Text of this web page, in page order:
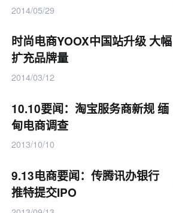
2014/05/29
时尚电商YOOX中国站升级 大幅
扩充品牌量
2014/03/12
10.10要闻：淘宝服务商新规 缅
甸电商调查
2013/10/10
9.13电商要闻：传腾讯办银行
推特提交IPO